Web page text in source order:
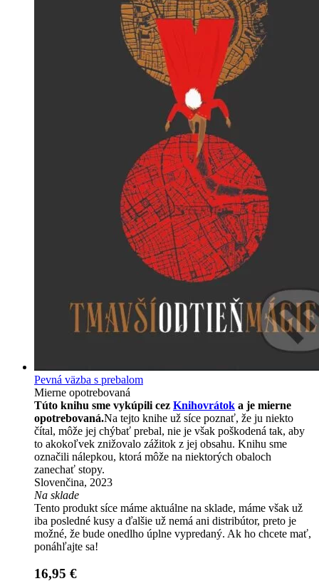
Pevná väzba s prebalom
Mierne opotrebovaná
Túto knihu sme vykúpili cez Knihovrátok a je mierne
opotrebovaná.Na tejto knihe už síce poznať, že ju niekto
čítal, môže jej chýbať prebal, nie je však poškodená tak, aby
to akokoľvek znižovalo zážitok z jej obsahu. Knihu sme
označili nálepkou, ktorá môže na niektorých obaloch
zanechať stopy.
Slovenčina, 2023
Na sklade
Tento produkt síce máme aktuálne na sklade, máme však už
iba posledné kusy a ďalšie už nemá ani distribútor, preto je
možné, že bude onedlho úplne vypredaný. Ak ho chcete mať,
ponáhľajte sa!
16,95 €